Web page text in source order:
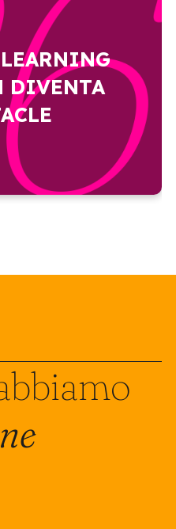
DIVENTA
e un rebranding che la
come player a livello
internazionale.
Tentacle
della navigazione - sia
la creazione di
video, podcast).